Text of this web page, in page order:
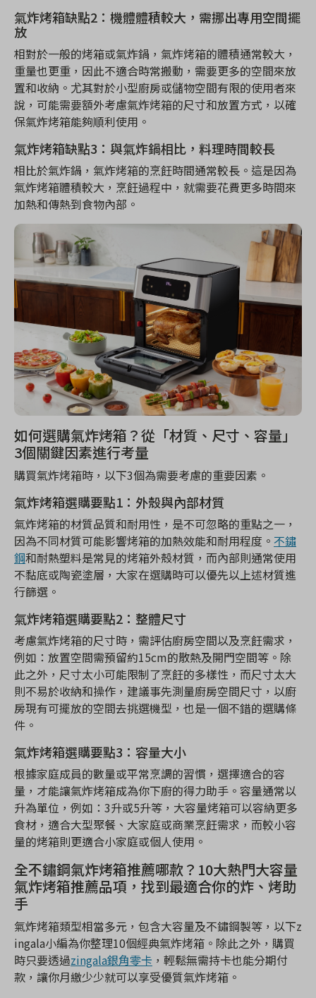
氣炸烤箱缺點2：機體體積較大，需挪出專用空間擺
放
相對於一般的烤箱或氣炸鍋，氣炸烤箱的體積通常較大，
重量也更重，因此不適合時常搬動，需要更多的空間來放
置和收納。尤其對於小型廚房或儲物空間有限的使用者來
說，可能需要額外考慮氣炸烤箱的尺寸和放置方式，以確
保氣炸烤箱能夠順利使用。
氣炸烤箱缺點3：與氣炸鍋相比，料理時間較長
相比於氣炸鍋，氣炸烤箱的烹飪時間通常較長。這是因為
氣炸烤箱體積較大，烹飪過程中，就需要花費更多時間來
加熱和傳熱到食物內部。
如何選購氣炸烤箱？從「材質、尺寸、容量」
3個關鍵因素進行考量
購買氣炸烤箱時，以下3個為需要考慮的重要因素。
氣炸烤箱選購要點1：外殼與內部材質
氣炸烤箱的材質品質和耐用性，是不可忽略的重點之一，
因為不同材質可能影響烤箱的加熱效能和耐用程度。 不鏽
鋼和耐熱塑料是常見的烤箱外殼材質，而內部則通常使用
不黏底或陶瓷塗層，大家在選購時可以優先以上述材質進
行篩選。
氣炸烤箱選購要點2：整體尺寸
考慮氣炸烤箱的尺寸時，需評估廚房空間以及烹飪需求，
例如：放置空間需預留約15cm的散熱及開門空間等。除
此之外，尺寸太小可能限制了烹飪的多樣性，而尺寸太大
則不易於收納和操作，建議事先測量廚房空間尺寸，以廚
房現有可擺放的空間去挑選機型，也是一個不錯的選購條
件。
氣炸烤箱選購要點3：容量大小
根據家庭成員的數量或平常烹調的習慣，選擇適合的容
量，才能讓氣炸烤箱成為你下廚的得力助手。容量通常以
升為單位，例如：3升或5升等，大容量烤箱可以容納更多
食材，適合大型聚餐、大家庭或商業烹飪需求，而較小容
量的烤箱則更適合小家庭或個人使用。
全不鏽鋼氣炸烤箱推薦哪款？10大熱門大容量
氣炸烤箱推薦品項，找到最適合你的炸、烤助
手
氣炸烤箱類型相當多元，包含大容量及不鏽鋼製等，以下z
ingala小編為你整理10個經典氣炸烤箱。除此之外，購買
時只要透過zingala銀角零卡 ，輕鬆無需持卡也能分期付
款，讓你月繳少少就可以享受優質氣炸烤箱。